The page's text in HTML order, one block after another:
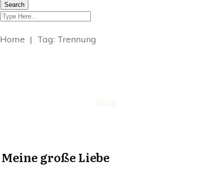
Search
Home | Tag: Trennung
Blog
Meine große Liebe